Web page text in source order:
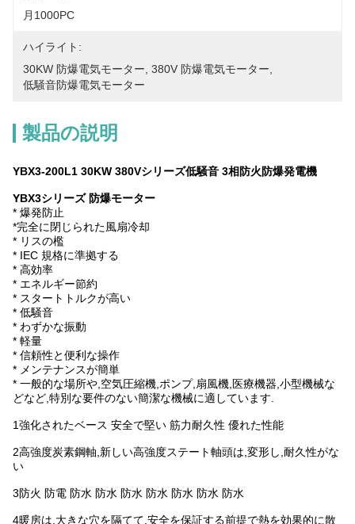
月1000PC
ハイライト:
30KW 防爆電気モーター 380V 防爆電気モーター
低騒音防爆電気モーター
製品の説明
YBX3-200L1 30KW 380Vシリーズ低騒音 3相防火防爆発電機
YBX3シリーズ 防爆モーター
* 爆発防止
*完全に閉じられた風扇冷却
* リスの檻
* IEC 規格に準拠する
* 高効率
* エネルギー節約
* スタートトルクが高い
* 低騒音
* わずかな振動
* 軽量
* 信頼性と便利な操作
* メンテナンスが簡単
* 一般的な場所や,空気圧縮機,ポンプ,扇風機,医療機器,小型機械な
どなど,特別な要件のない簡潔な機械に適しています.
1強化されたベース 安全で堅い 筋力耐久性 優れた性能
2高強度炭素鋼軸,新しい高強度ステート軸頭は,変形し,耐久性がな
い
3防火 防電 防水 防水 防水 防水 防水 防水 防水
4暖房は,大きな穴を隔てて,安全を保証する前提で熱を効果的に散